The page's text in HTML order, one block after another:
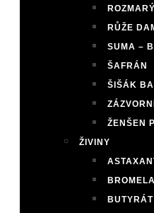
RŮŽE
SUMA –
ŠAFRÁN
ŠIŠÁK
ŽENŠEN
ŽIVINY
BUTYRÁT